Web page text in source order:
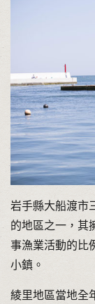
岩手縣大船渡市
的地區之一，其
事漁業活動的比
小鎮。
綾里地區當地全